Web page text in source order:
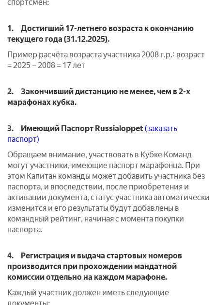
спортсмен:
1. Достигший 17-летнего возраста к окончанию
текущего года (31.12.2025).
Пример расчёта возраста участника 2008 г.р.: возраст
= 2025 – 2008 = 17 лет
2. Закончивший дистанцию не менее, чем в 2-х
марафонах кубка.
3. Имеющий Паспорт Russialoppet (заказать
паспорт)
Обращаем внимание, участвовать в Кубке Команд
могут участники, имеющие паспорт марафонца. При
этом Капитан команды может добавить участника без
паспорта, и впоследствии, после приобретения и
активации документа, статус участника автоматически
изменится и его результаты будут добавлены в
командный рейтинг, начиная с момента покупки
паспорта.
4. Регистрация и выдача стартовых номеров
производится при прохождении мандатной
комиссии отдельно на каждом марафоне.
Каждый участник должен иметь следующие
документы: